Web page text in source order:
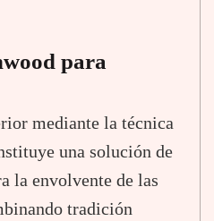
para
mediante la técnica
una solución de
la envolvente de las
tradición